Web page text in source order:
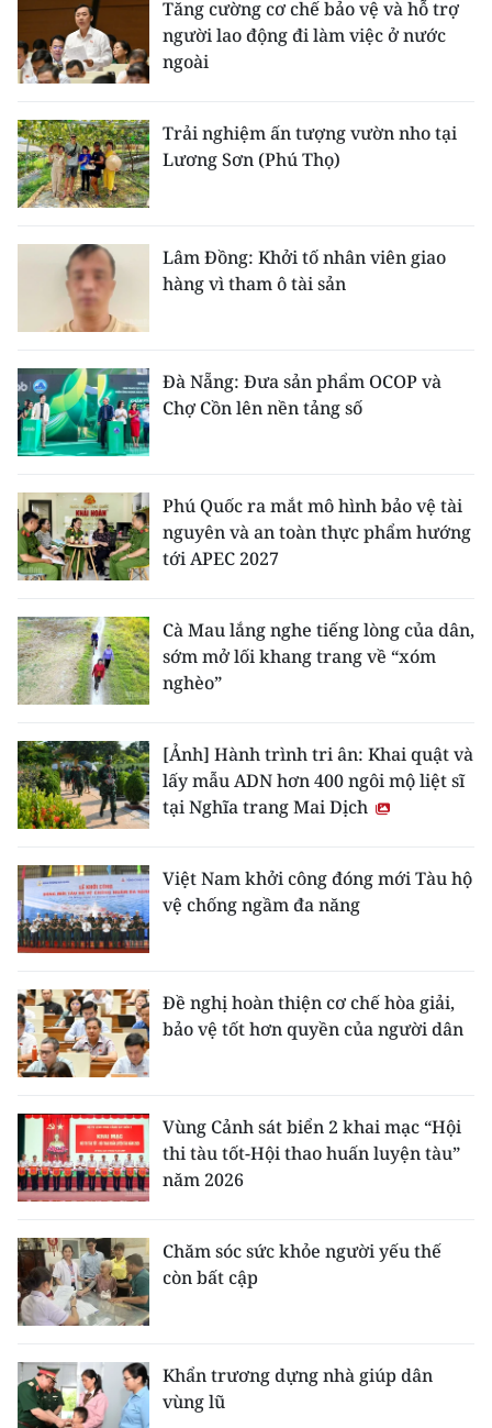
Tăng cường cơ chế bảo vệ và hỗ trợ
người lao động đi làm việc ở nước
ngoài
Trải nghiệm ấn tượng vườn nho tại
Lương Sơn (Phú Thọ)
Lâm Đồng: Khởi tố nhân viên giao
hàng vì tham ô tài sản
Đà Nẵng: Đưa sản phẩm OCOP và
Chợ Cồn lên nền tảng số
Phú Quốc ra mắt mô hình bảo vệ tài
nguyên và an toàn thực phẩm hướng
tới APEC 2027
Cà Mau lắng nghe tiếng lòng của dân,
sớm mở lối khang trang về “xóm
nghèo”
[Ảnh] Hành trình tri ân: Khai quật và
lấy mẫu ADN hơn 400 ngôi mộ liệt sĩ
tại Nghĩa trang Mai Dịch
Việt Nam khởi công đóng mới Tàu hộ
vệ chống ngầm đa năng
Đề nghị hoàn thiện cơ chế hòa giải,
bảo vệ tốt hơn quyền của người dân
Vùng Cảnh sát biển 2 khai mạc “Hội
thi tàu tốt-Hội thao huấn luyện tàu”
năm 2026
Chăm sóc sức khỏe người yếu thế
còn bất cập
Khẩn trương dựng nhà giúp dân
vùng lũ